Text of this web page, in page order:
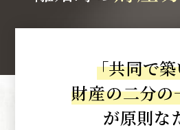
「共同で
財産の二分の
が原則な